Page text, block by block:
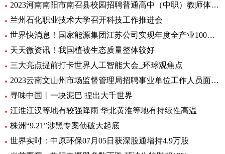
2023河南南阳市南召县校园招聘普通高中（中职）教师体检公告 全球消息
兰州石化职业技术大学召开科技工作推进会
世界快消息！国家能源集团江苏公司实现年度全产业100%绿电消费
天天微资讯！我国植被生态质量整体较好
三大亮点提前打卡世界人工智能大会_环球观焦点
2023云南文山州市场监督管理局招聘事业单位工作人员面试通告
寻味中国丨一块泥巴 捏出大千世界
江淮江汉等地有较强降雨 华北黄淮等地有持续性高温
株洲“9.21”涉黑专案侦破大起底
世界实时：中原环保07月05日获深股通增持4.9万股